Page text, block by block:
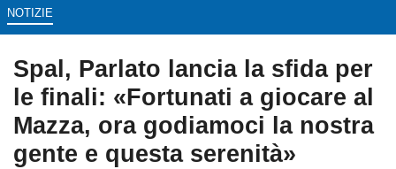
NOTIZIE
Spal, Parlato lancia la sfida per
le finali: «Fortunati a giocare al
Mazza, ora godiamoci la nostra
gente e questa serenità»